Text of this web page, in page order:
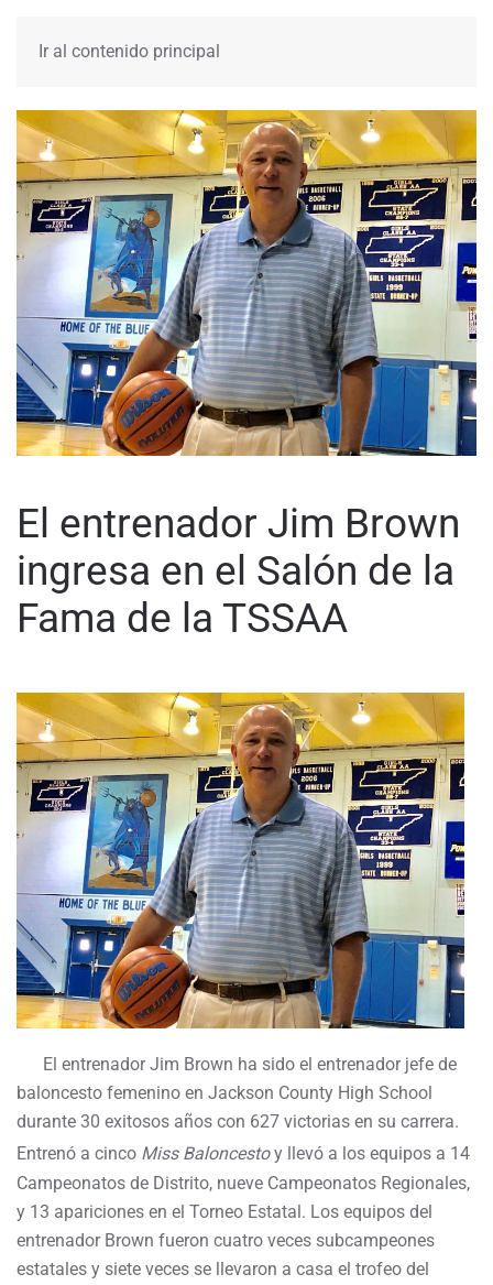
Ir al contenido principal
El entrenador Jim Brown
ingresa en el Salón de la
Fama de la TSSAA
El entrenador Jim Brown ha sido el entrenador jefe de
baloncesto femenino en Jackson County High School
durante 30 exitosos años con 627 victorias en su carrera.
Entrenó a cinco Miss Baloncestoy llevó a los equipos a 14
Campeonatos de Distrito, nueve Campeonatos Regionales,
y 13 apariciones en el Torneo Estatal. Los equipos del
entrenador Brown fueron cuatro veces subcampeones
estatales y siete veces se llevaron a casa el trofeo del